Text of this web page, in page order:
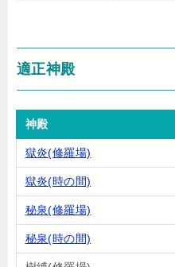
適正神殿
神殿
獄炎(修羅場)
獄炎(時の間)
秘泉(修羅場)
秘泉(時の間)